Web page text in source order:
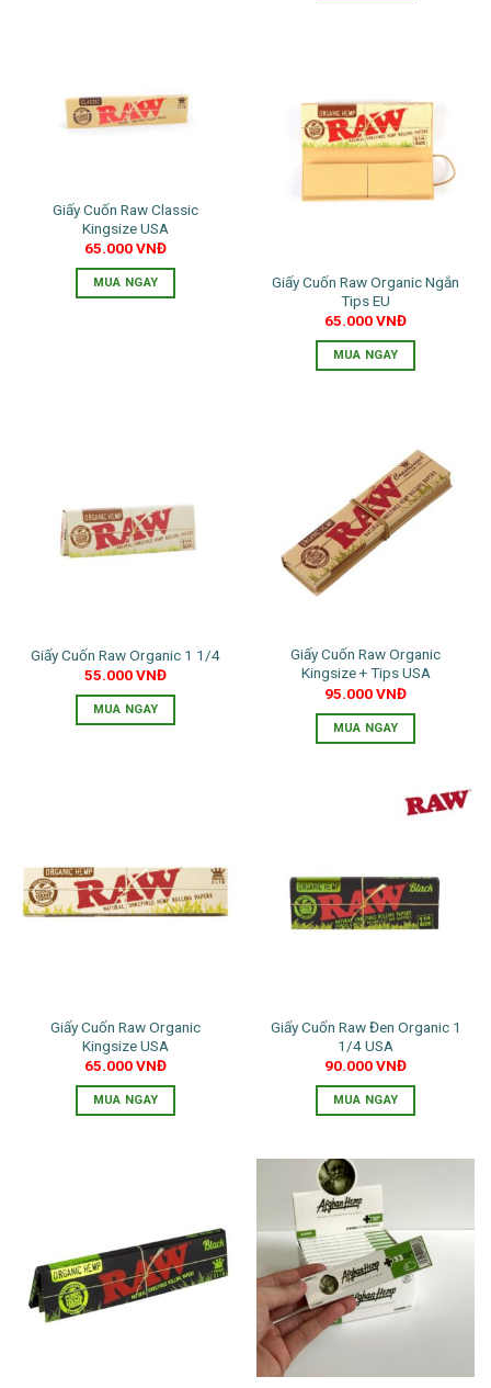
Giấy Cuốn Raw Classic
Kingsize USA
65.000VNĐ
MUA NGAY
Giấy Cuốn Raw Organic Ngắn
Tips EU
65.000VNĐ
MUA NGAY
Giấy Cuốn Raw Organic 1 1/4
55.000VNĐ
MUA NGAY
Giấy Cuốn Raw Organic
Kingsize + Tips USA
95.000VNĐ
MUA NGAY
Giấy Cuốn Raw Organic
Kingsize USA
65.000VNĐ
MUA NGAY
Giấy Cuốn Raw Đen Organic 1
1/4 USA
90.000VNĐ
MUA NGAY